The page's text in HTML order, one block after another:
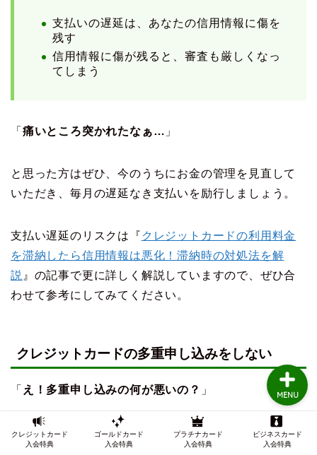
支払いの遅延は、あなたの信用情報に傷を
残す
信用情報に傷が残ると、審査も厳しくなっ
てしまう
「 痛いところ突かれたなぁ… 」
と思った方はぜひ、今のうちにお金の管理を見直して
いただき、毎月の遅延なき支払いを励行しましょう。
支払い遅延のリスクは『 クレジットカードの利用料金
を滞納したら信用情報は悪化！滞納時の対処法を解
説 』の記事で更に詳しく解説していますので、ぜひ合
わせて参考にしてみてください。
クレジットカードの多重申し込みをしない
「 え！多重申し込みの何が悪いの？ 」
という声が聞こえてきそうです。
クレジットカード
入会特典
ゴールドカード
入会特典
プラチナカード
入会特典
ビジネスカード
入会特典
MENU
TOP
クレジットカード審査知
識